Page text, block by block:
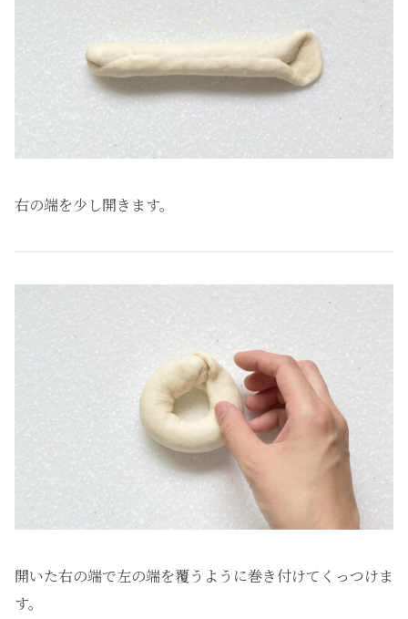
右の端を少し開きます。
開いた右の端で左の端を覆うように巻き付けてくっつけま
す。